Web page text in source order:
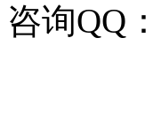
咨询QQ